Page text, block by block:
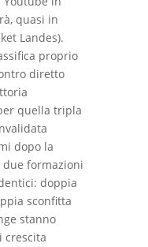
quasi in
Landes).
proprio
diretto
quella tripla
dopo la
formazioni
doppia
sconfitta
stanno
crescita